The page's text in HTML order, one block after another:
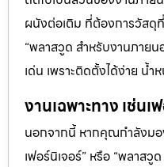
ผนังต่อเติม ที่ต้องการวัส
“พลาสวูด สำหรับงานภาย
เด่น เพราะติดตั้งได้ง่าย น้
งานเฉพาะทาง เช่น
นอกจากนี้ หากคุณกำลังมอ
เฟอร์นิเจอร์” หรือ “พลาส